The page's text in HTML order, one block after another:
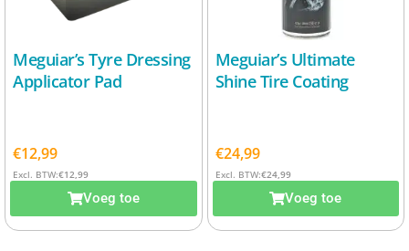
Meguiar’s Tyre Dressing
Applicator Pad
€12,99
Excl. BTW:€12,99
Voeg toe
Meguiar’s Ultimate
Shine Tire Coating
€24,99
Excl. BTW:€24,99
Voeg toe